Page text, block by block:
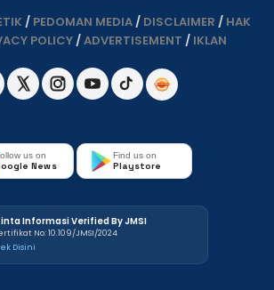
/ PEDOMAN MEDIA/ DISCLAIMER / HAK
POLICY/ADVERTISEMENT / IKLAN
us on
News
Find us on
Playstore
Informasi Verified By JMSI
No: 10.109/JMSI/2024
Disini